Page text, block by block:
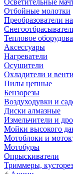
Осветительные
Отбойные молотки
Преобразователи
Тепловое
Аксессуары
Нагреватели
Осушители
Охладители и
Пилы цепные
Бензорезы
Воздуходувки и
Диски алмазные
Измельчители и
Мойки высокого
Мотоблоки и
Мотобуры
Опрыскиватели
Триммеры,